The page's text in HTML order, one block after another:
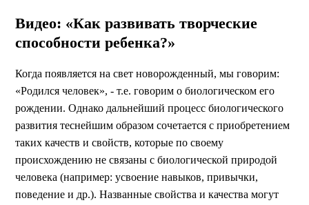
Видео: «Как развивать творческие
способности ребенка?»
Когда появляется на свет новорожденный, мы говорим:
«Родился человек», - т.е. говорим о биологическом его
рождении. Однако дальнейший процесс биологического
развития теснейшим образом сочетается с приобретением
таких качеств и свойств, которые по своему
происхождению не связаны с биологической природой
человека (например: усвоение навыков, привычки,
поведение и др.). Названные свойства и качества могут